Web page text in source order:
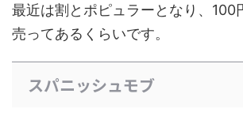
最近は割とポピュラーとなり、100
売ってあるくらいです。
スパニッシュモブ